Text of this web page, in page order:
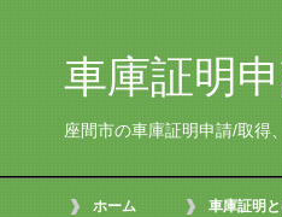
車庫証明
座間市の車庫証明申請/取得
ホーム 車庫証明